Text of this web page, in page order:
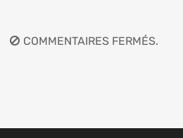
COMMENTAIRES FERMÉS.